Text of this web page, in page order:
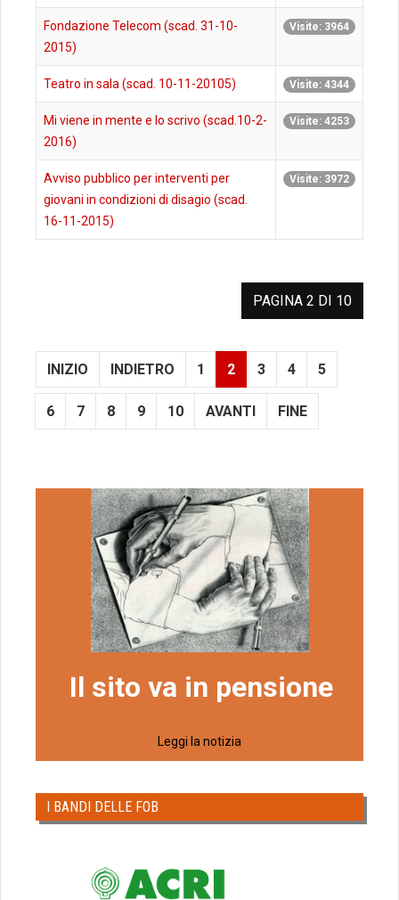
Fondazione Telecom (scad. 31-10-
2015)
Visite: 3964
Teatro in sala (scad. 10-11-20105) Visite: 4344
Mi viene in mente e lo scrivo (scad.10-2-
2016)
Visite: 4253
Avviso pubblico per interventi per
giovani in condizioni di disagio (scad.
16-11-2015)
Visite: 3972
PAGINA 2 DI 10
INIZIO INDIETRO 1 2 3 4 5
6 7 8 9 10 AVANTI FINE
Il sito va in pensione
Leggi la notizia
I BANDI DELLE FOB